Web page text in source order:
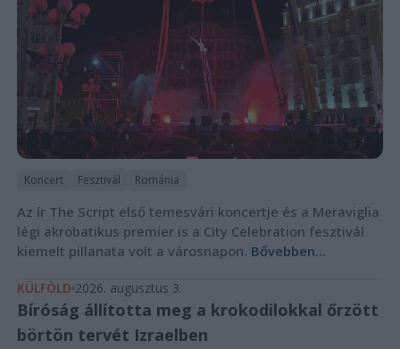
Koncert Fesztivál Románia
Az ír The Script első temesvári koncertje és a Meraviglia
légi akrobatikus premier is a City Celebration fesztivál
kiemelt pillanata volt a városnapon. Bővebben...
KÜLFÖLD 2026. augusztus 3.
Bíróság állította meg a krokodilokkal őrzött
börtön tervét Izraelben